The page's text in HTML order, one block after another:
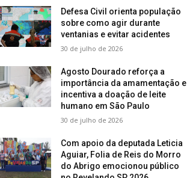
Defesa Civil orienta população
sobre como agir durante
ventanias e evitar acidentes
30 de julho de 2026
Agosto Dourado reforça a
importância da amamentação e
incentiva a doação de leite
humano em São Paulo
30 de julho de 2026
Com apoio da deputada Leticia
Aguiar, Folia de Reis do Morro
do Abrigo emocionou público